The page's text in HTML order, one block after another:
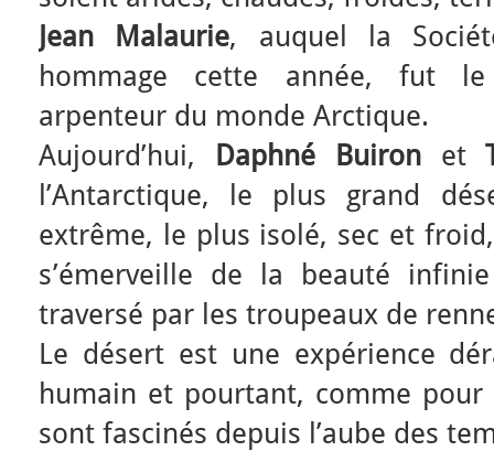
Jean Malaurie, auquel la
hommage cette année, fut
arpenteur du monde Arctique.
Aujourd’hui,
Daphné Buironet
l’Antarctique, le plus grand
extrême, le plus isolé, sec et
s’émerveille de la beauté
traversé par les troupeaux de
Le désert est une expérience
humain et pourtant, comme pour
sont fascinés depuis l’aube des